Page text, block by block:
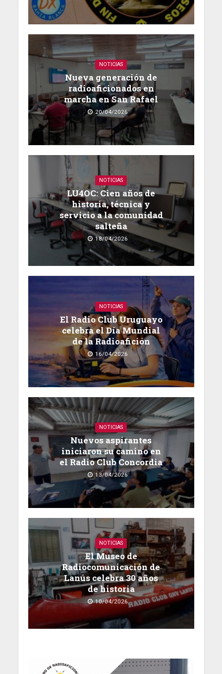
NOTICIAS
Nueva generación de
radioaficionados en
marcha en San Rafael
20/04/2026
NOTICIAS
LU4OC: Cien años de
historia, técnica y
servicio a la comunidad
salteña
18/04/2026
NOTICIAS
El Radio Club Uruguayo
celebra el Día Mundial
de la Radioafición
16/04/2026
NOTICIAS
Nuevos aspirantes
iniciaron su camino en
el Radio Club Concordia
13/04/2026
NOTICIAS
El Museo de
Radiocomunicación de
Lanús celebra 30 años
de historia
10/04/2026